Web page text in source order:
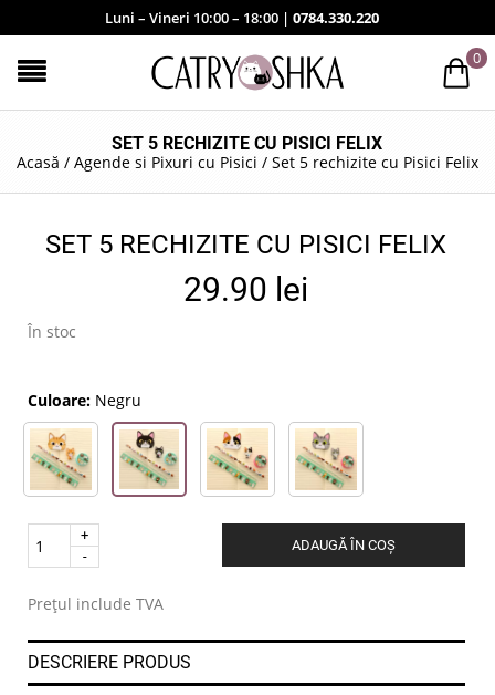
Luni – Vineri 10:00 – 18:00 | 0784.330.220
0
SET 5 RECHIZITE CU PISICI FELIX
Acasă / Agende si Pixuri cu Pisici / Set 5 rechizite cu Pisici Felix
SET 5 RECHIZITE CU PISICI FELIX
29.90 lei
În stoc
Culoare: Negru
Quantity
ADAUGĂ ÎN COȘ
Prețul include TVA
DESCRIERE PRODUS